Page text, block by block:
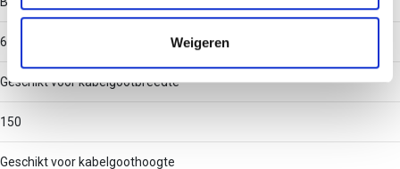
informatie die u aan ze heeft verstrekt of die ze hebben
verzameld op basis van uw gebruik van hun services.
Weigeren
60
Geschikt voor kabelgootbreedte
150
Geschikt voor kabelgoothoogte